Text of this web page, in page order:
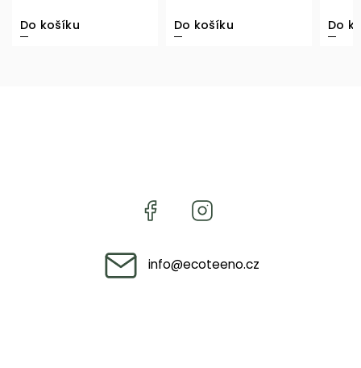
Do košíku Do košíku Do
info@ecoteeno.cz